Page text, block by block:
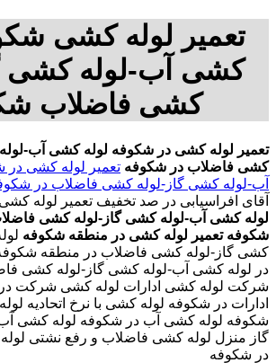
تعمیر لوله کشی
کشی آب-لوله کشی
کشی فاضلاب
تعمیر لوله کشی در شکوفه لوله کشی آب-
کشی فاضلاب در شکوفه تعمیر لوله کشی در
آب-لوله کشی گاز-لوله کشی فاضلاب در
آقای افراسیابی در صد تخفیف تعمیر لوله
لوله کشی آب-لوله کشی گاز-لوله کشی
شکوفه تعمیر لوله کشی در منطقه شکوفه
کشی گاز-لوله کشی فاضلاب در منطقه
در لوله کشی آب-لوله کشی گاز-لوله کشی
شرکت لوله کشی ادارات لوله کشی شرکت
ادارات در شکوفه لوله کشی با نرخ اتحادیه
شکوفه لوله کشی آب در شکوفه لوله کشی
گاز منزل لوله کشی فاضلاب و رفع نشتی
در شکوفه